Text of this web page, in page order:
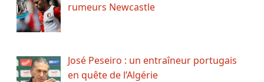
rumeurs Newcastle
José Peseiro : un entraîneur portugais
en quête de l’Algérie